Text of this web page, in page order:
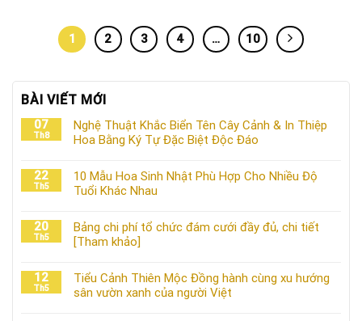
1 2 3 4 … 10
BÀI VIẾT MỚI
07
Th8
Nghệ Thuật Khắc Biển Tên Cây Cảnh & In Thiệp
Hoa Bằng Ký Tự Đặc Biệt Độc Đáo
22
Th5
10 Mẫu Hoa Sinh Nhật Phù Hợp Cho Nhiều Độ
Tuổi Khác Nhau
20
Th5
Bảng chi phí tổ chức đám cưới đầy đủ, chi tiết
[Tham khảo]
12
Th5
Tiểu Cảnh Thiên Mộc Đồng hành cùng xu hướng
sân vườn xanh của người Việt